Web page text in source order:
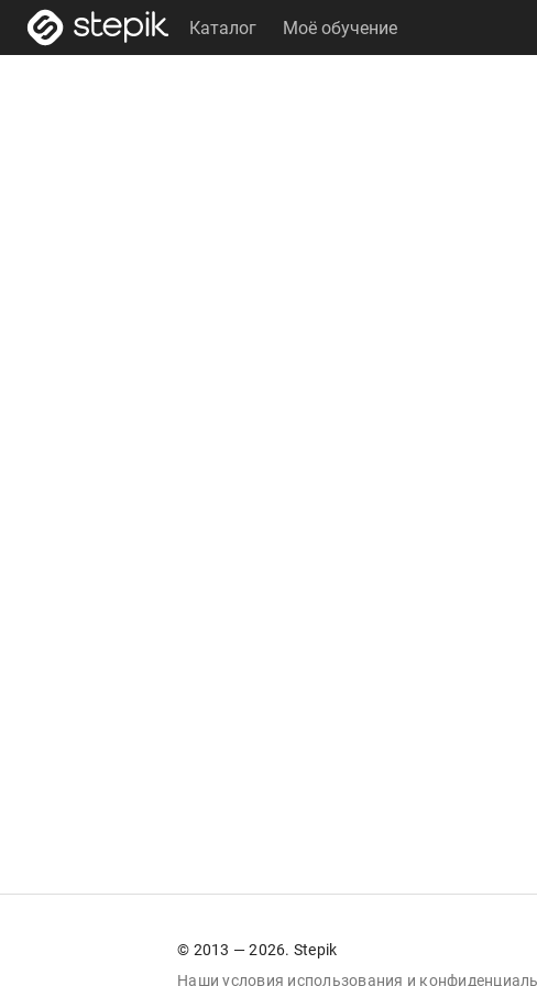
Каталог Моё обучение
© 2013 — 2026. Stepik
Наши условия использования и